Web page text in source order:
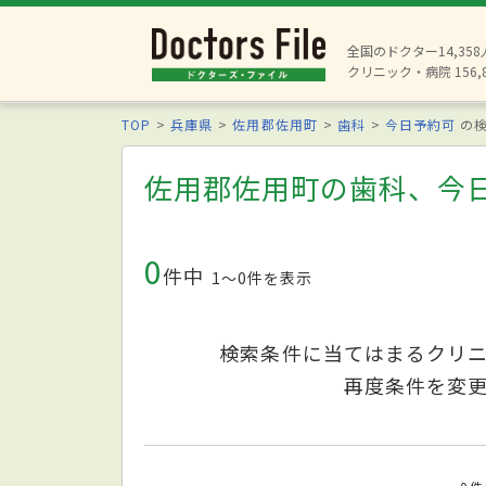
全国のドクター14,358
クリニック・病院
TOP 兵庫県 佐用郡佐用町 歯科 今日予約可 の
佐用郡佐用町の歯科、今
0件中 1〜0件を表示
検索条件に当てはまるクリ
再度条件を変